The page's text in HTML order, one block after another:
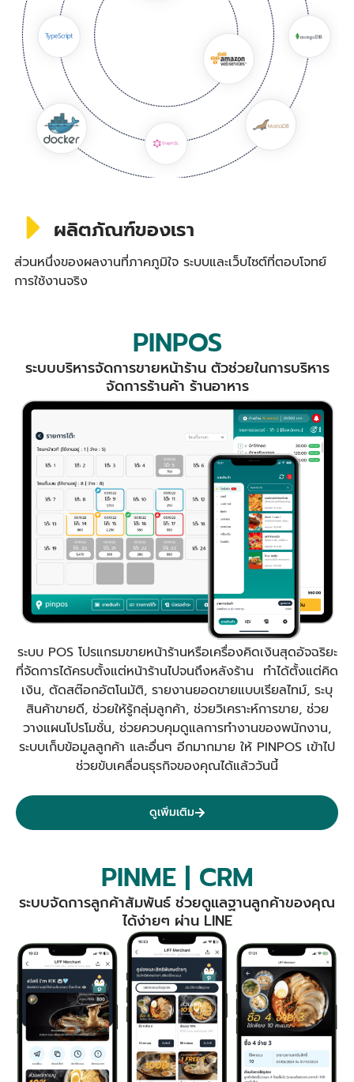
ผลิตภัณฑ์ของเรา
ส่วนหนึ่งของผลงานที่ภาคภูมิใจ ระบบและเว็บไซต์ที่ตอบโจทย์
การใช้งานจริง
PINPOS
ระบบบริหารจัดการขายหน้าร้าน ตัวช่วยในการบริหาร
จัดการร้านค้า ร้านอาหาร
ระบบ POS โปรแกรมขายหน้าร้านหรือเครื่องคิดเงินสุดอัจฉริยะ
ที่จัดการได้ครบตั้งแต่หน้าร้านไปจนถึงหลังร้าน ทำได้ตั้งแต่คิด
เงิน, ตัดสต๊อกอัตโนมัติ, รายงานยอดขายแบบเรียลไทม์, ระบุ
สินค้าขายดี, ช่วยให้รู้กลุ่มลูกค้า, ช่วยวิเคราะห์การขาย, ช่วย
วางแผนโปรโมชั่น, ช่วยควบคุมดูแลการทำงานของพนักงาน,
ระบบเก็บข้อมูลลูกค้า และอื่นๆ อีกมากมาย ให้ PINPOS เข้าไป
ช่วยขับเคลื่อนธุรกิจของคุณได้แล้ววันนี้
ดูเพิ่มเติม
PINME | CRM
ระบบจัดการลูกค้าสัมพันธ์ ช่วยดูแลฐานลูกค้าของคุณ
ได้ง่ายๆ ผ่าน LINE